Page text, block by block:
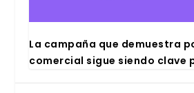
La cam­pa­ña que demues­tra
comer­cial sigue sien­do cla­ve